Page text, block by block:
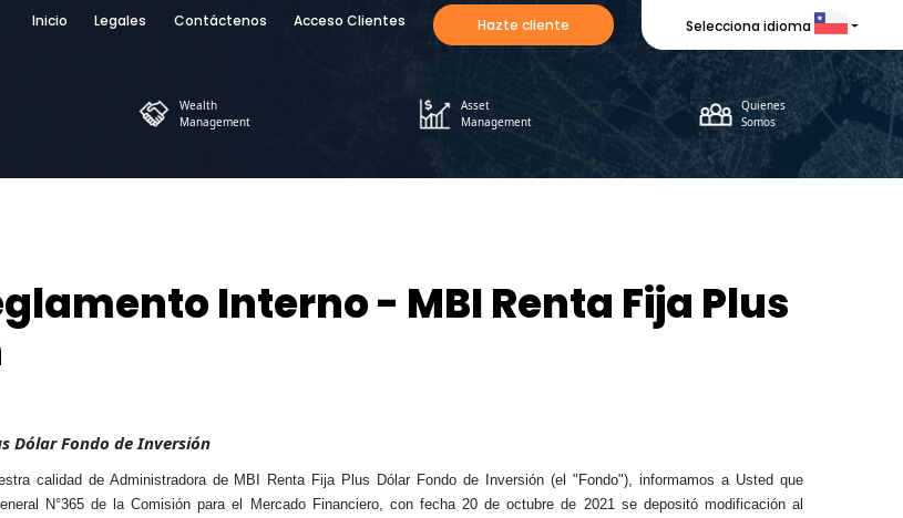
Inicio Legales Contáctenos Acceso Clientes Hazte cliente Selecciona idioma
Wealth
Management
Asset
Management
Quienes
Somos
Interno - MBI Renta Fija Plus
Dólar Fondo de Inversión
calidad de Administradora de MBI Renta Fija Plus Dólar Fondo de Inversión (el "Fondo"), informamos a Usted que
N°365 de la Comisión para el Mercado Financiero, con fecha 20 de octubre de 2021 se depositó modificación al